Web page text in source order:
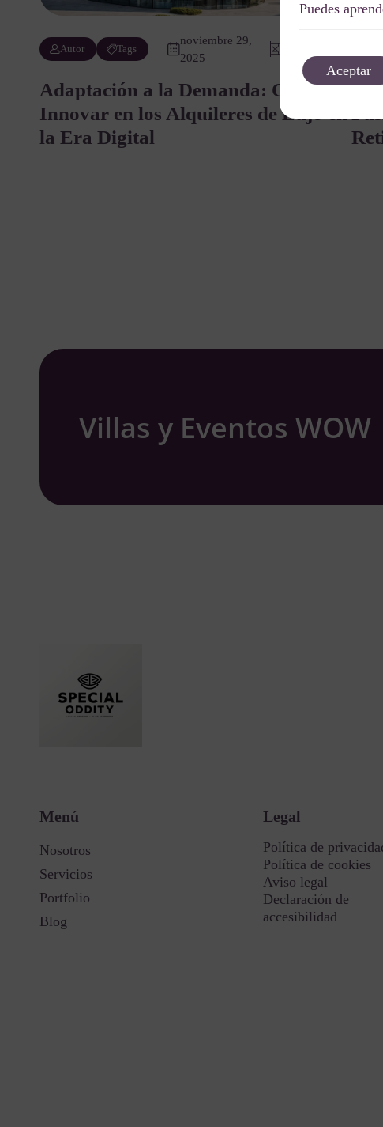
Autor Tags
noviembre 29,
2025
lectura
Adaptación a la Demanda: Cómo
Innovar en los Alquileres de Lujo en
la Era Digital
Villas y Eventos WOW
Menú
Nosotros
Servicios
Portfolio
Blog
Legal
Política de
Política de cookies
Aviso legal
Declaración de
accesibilidad
Puedes
Aceptar